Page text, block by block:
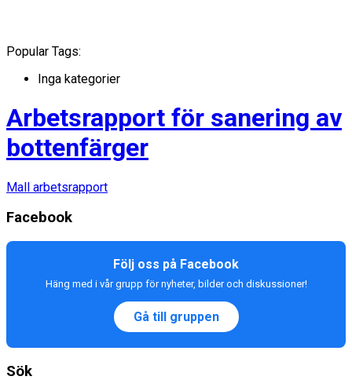
Popular Tags:
Inga kategorier
Arbetsrapport för sanering av
bottenfärger
Mall arbetsrapport
Facebook
Följ oss på Facebook
Häng med i vår grupp för nyheter, bilder och diskussioner!
Gå till gruppen
Sök